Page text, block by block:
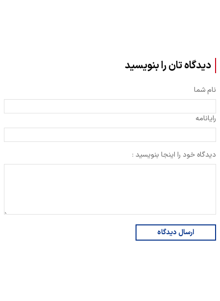
دیدگاه تان را بنویسید
نام شما
رایانامه
دیدگاه خود را اینجا بنویسید :
ارسال دیدگاه